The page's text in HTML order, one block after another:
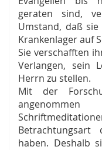
geraten sind,
Umstand, daß
Krankenlager auf
Sie verschafften
Verlangen, sein
Herrn zu stellen.
Mit der
haben. Deshalb